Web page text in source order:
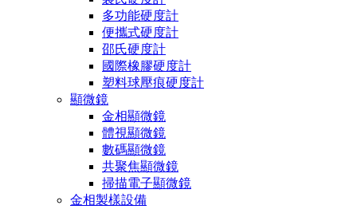
多功能硬度計
便攜式硬度計
邵氏硬度計
國際橡膠硬度計
塑料球壓痕硬度計
顯微鏡
金相顯微鏡
體視顯微鏡
數碼顯微鏡
共聚焦顯微鏡
掃描電子顯微鏡
金相製樣設備